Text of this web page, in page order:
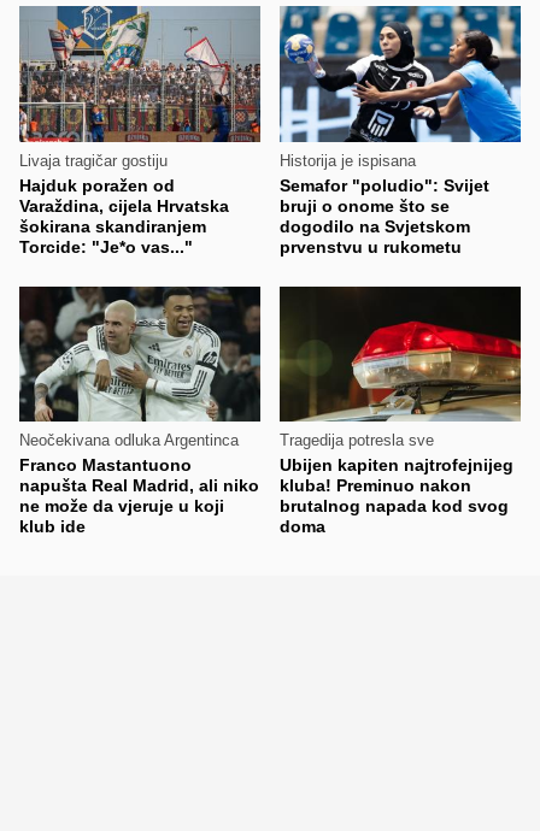
Livaja tragičar gostiju
Hajduk poražen od
Varaždina, cijela Hrvatska
šokirana skandiranjem
Torcide: "Je*o vas..."
Historija je ispisana
Semafor "poludio": Svijet
bruji o onome što se
dogodilo na Svjetskom
prvenstvu u rukometu
Neočekivana odluka Argentinca
Franco Mastantuono
napušta Real Madrid, ali niko
ne može da vjeruje u koji
klub ide
Tragedija potresla sve
Ubijen kapiten najtrofejnijeg
kluba! Preminuo nakon
brutalnog napada kod svog
doma